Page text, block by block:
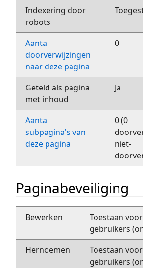
Indexering door
robots
Aantal
doorverwijzingen
naar deze pagina
0
Geteld als pagina
met inhoud
Ja
Aantal
subpagina's van
deze pagina
0 (0
niet-
Paginabeveiliging
Bewerken
Toestaan
gebruikers
Hernoemen
Toestaan
gebruikers